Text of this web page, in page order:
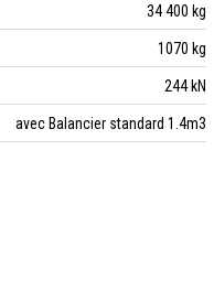
34 400 kg
1070 kg
244 kN
avec Balancier standard 1.4m3